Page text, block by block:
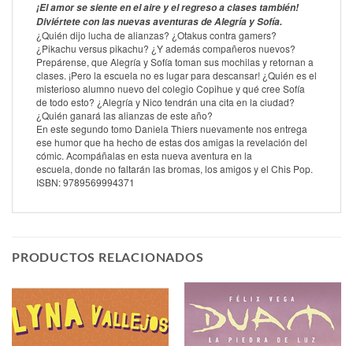
¡El amor se siente en el aire y el regreso a clases también!
Diviértete con las nuevas aventuras de Alegría y Sofía.
¿Quién dijo lucha de alianzas? ¿Otakus contra gamers?
¿Pikachu versus pikachu? ¿Y además compañeros nuevos?
Prepárense, que Alegría y Sofía toman sus mochilas y retornan a
clases. ¡Pero la escuela no es lugar para descansar! ¿Quién es el
misterioso alumno nuevo del colegio Copihue y qué cree Sofía
de todo esto? ¿Alegría y Nico tendrán una cita en la ciudad?
¿Quién ganará las alianzas de este año?
En este segundo tomo Daniela Thiers nuevamente nos entrega
ese humor que ha hecho de estas dos amigas la revelación del
cómic. Acompáñalas en esta nueva aventura en la
escuela, donde no faltarán las bromas, los amigos y el Chis Pop.
ISBN: 9789569994371
PRODUCTOS RELACIONADOS